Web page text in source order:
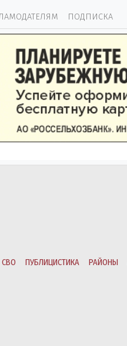
ПОДПИСКА
СВО ПУБЛИЦИСТИКА РАЙОНЫ